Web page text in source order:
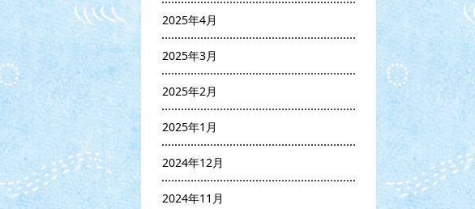
2025年4月
2025年3月
2025年2月
2025年1月
2024年12月
2024年11月